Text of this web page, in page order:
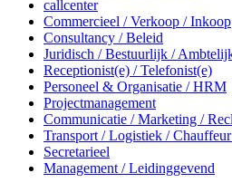
callcenter
Commercieel / Verkoop / Inkoop
Consultancy / Beleid
Juridisch / Bestuurlijk /
Receptionist(e) / Telefonist(e)
Personeel & Organisatie / HRM
Projectmanagement
Communicatie / Marketing /
Transport / Logistiek /
Secretarieel
Management / Leidinggevend